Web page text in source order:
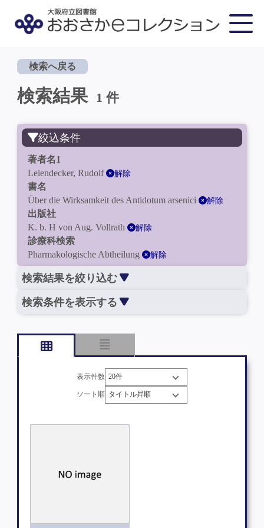
検索へ戻る
検索結果 1 件
絞込条件
著者名1
Leiendecker, Rudolf
解除
書名
Über die Wirksamkeit des Antidotum arsenici
解除
出版社
K. b. H von Aug. Vollrath
解除
診療科検索
Pharmakologische Abtheilung
解除
検索結果を絞り込む
検索条件を表示する
表示件数
ソート順